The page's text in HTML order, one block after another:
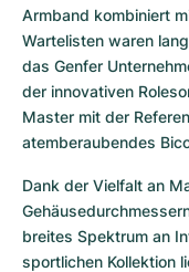
Armband kombiniert
Wartelisten waren
das Genfer
der innovativen
Master mit der
atemberaubendes
Dank der Vielfalt an
breites Spektrum an
sportlichen Kollektion